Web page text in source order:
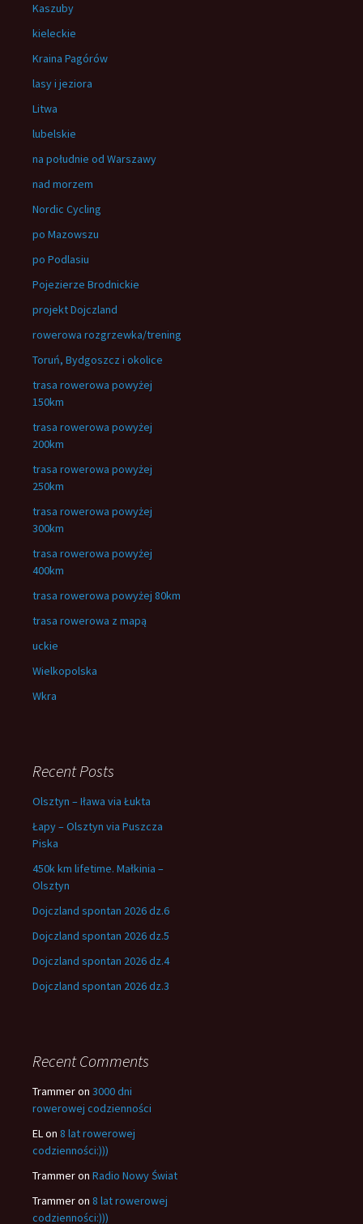
Kaszuby
kieleckie
Kraina Pagórów
lasy i jeziora
Litwa
lubelskie
na południe od Warszawy
nad morzem
Nordic Cycling
po Mazowszu
po Podlasiu
Pojezierze Brodnickie
projekt Dojczland
rowerowa rozgrzewka/trening
Toruń, Bydgoszcz i okolice
trasa rowerowa powyżej
150km
trasa rowerowa powyżej
200km
trasa rowerowa powyżej
250km
trasa rowerowa powyżej
300km
trasa rowerowa powyżej
400km
trasa rowerowa powyżej 80km
trasa rowerowa z mapą
uckie
Wielkopolska
Wkra
Recent Posts
Olsztyn – Iława via Łukta
Łapy – Olsztyn via Puszcza
Piska
450k km lifetime. Małkinia –
Olsztyn
Dojczland spontan 2026 dz.6
Dojczland spontan 2026 dz.5
Dojczland spontan 2026 dz.4
Dojczland spontan 2026 dz.3
Recent Comments
Trammeron 3000 dni
rowerowej codzienności
ELon 8 lat rowerowej
codzienności:)))
Trammeron Radio Nowy Świat
Trammeron 8 lat rowerowej
codzienności:)))